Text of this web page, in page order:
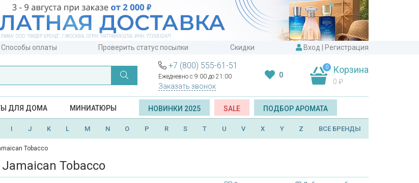
Способы оплаты Проверить статус посылки Скидки Вход Регистрация
+7 (800) 555-61-51
Ежедневно с 9:00 до 21:00
Заказать звонок
0
0 Корзина
0 ₽
ДЛЯ ДОМА МИНИАТЮРЫ НОВИНКИ 2025 SALE ПОДБОР АРОМАТА
I J K L M N O P R S T U V X Y Z ВСЕ БРЕНДЫ
Tobacco
Tobacco